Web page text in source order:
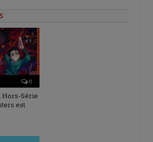
0
Hors-Série
est